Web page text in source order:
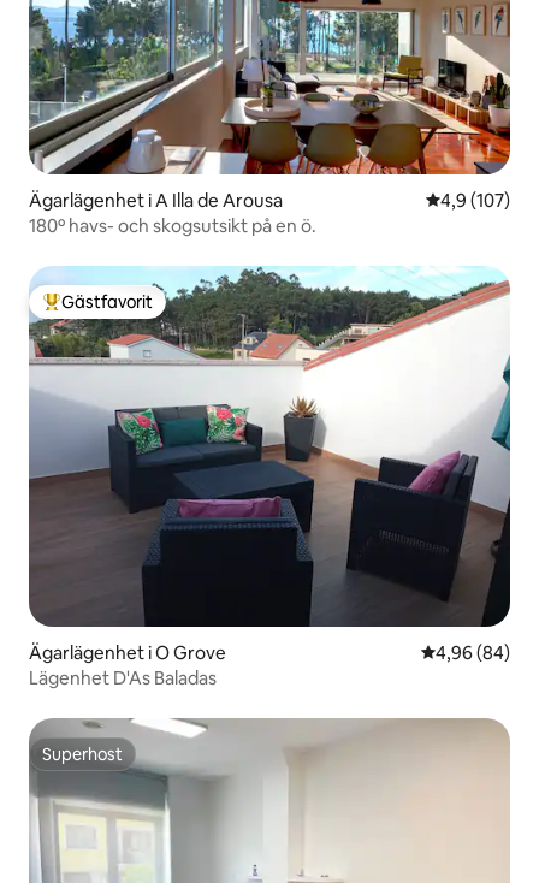
Ägarlägenhet i A Illa de Arousa 4,9 av 5 i
4,9 (107)
180º havs- och skogsutsikt på en ö.
Populär gästfavorit
Gästfavorit
Ägarlägenhet i O Grove 4,96 av 5 i
4,96 (84)
Lägenhet D'As Baladas
Superhost
Superhost